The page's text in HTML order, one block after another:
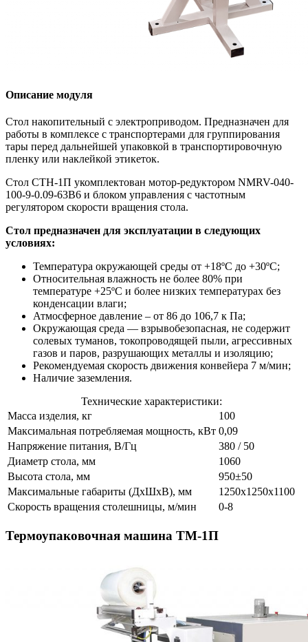
Описание модуля
Стол накопительный с электроприводом. Предназначен для
работы в комплексе с транспортерами для группирования
тары перед дальнейшей упаковкой в транспортировочную
пленку или наклейкой этикеток.
Стол СТН-1П укомплектован мотор-редуктором NMRV-040-
100-9-0.09-63B6 и блоком управления с частотным
регулятором скорости вращения стола.
Стол предназначен для эксплуатации в следующих
условиях:
Температура окружающей среды от +18ºС до +30ºС;
Относительная влажность не более 80% при
температуре +25ºС и более низких температурах без
конденсации влаги;
Атмосферное давление – от 86 до 106,7 к Па;
Окружающая среда — взрывобезопасная, не содержит
солевых туманов, токопроводящей пыли, агрессивных
газов и паров, разрушающих металлы и изоляцию;
Рекомендуемая скорость движения конвейера 7 м/мин;
Наличие заземления.
Технические характеристики:
Масса изделия, кг
100
Максимальная потребляемая мощность, кВт 0,09
Напряжение питания, В/Гц
380 / 50
Диаметр стола, мм
1060
Высота стола, мм
950±50
Максимальные габариты (ДхШхВ), мм
1250х1250х1100
Скорость вращения столешницы, м/мин
0-8
Термоупаковочная машина ТМ-1П